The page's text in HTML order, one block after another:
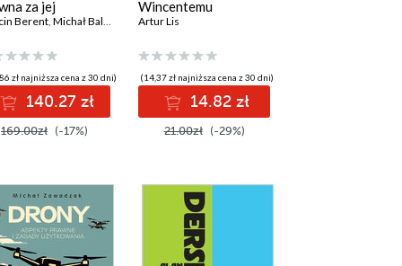
za jej
lub
Berent, Michał Balcerzak prof. UMK
zł najniższa cena z 30 dni)
140.27 zł
169.00zł (-17%)
Wincentemu
Kadłubkowi. Tom I -
Artur Lis
(14,37 zł najniższa cena z 30 dni)
14.82 zł
21.00zł (-29%)